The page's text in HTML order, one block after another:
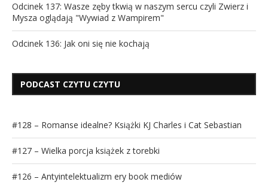
Odcinek 137: Wasze zęby tkwią w naszym sercu czyli Zwierz i
Mysza oglądają "Wywiad z Wampirem"
Odcinek 136: Jak oni się nie kochają
PODCAST CZYTU CZYTU
#128 – Romanse idealne? Książki KJ Charles i Cat Sebastian
#127 – Wielka porcja książek z torebki
#126 – Antyintelektualizm ery book mediów